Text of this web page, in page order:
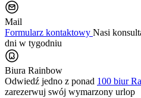
Mail
Formularz kontaktowy Nasi
dni w tygodniu
Biura Rainbow
Odwiedź jedno z ponad 100 biur
zarezerwuj swój wymarzony urlop